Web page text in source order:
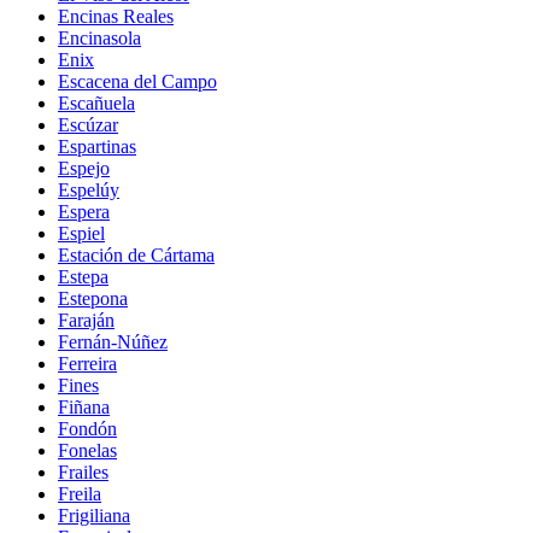
Encinas Reales
Encinasola
Enix
Escacena del Campo
Escañuela
Escúzar
Espartinas
Espejo
Espelúy
Espera
Espiel
Estación de Cártama
Estepa
Estepona
Faraján
Fernán-Núñez
Ferreira
Fines
Fiñana
Fondón
Fonelas
Frailes
Freila
Frigiliana